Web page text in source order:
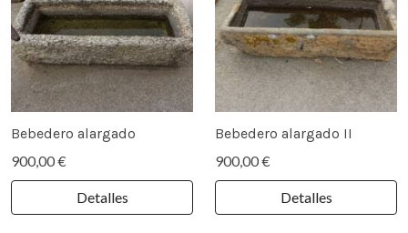
Bebedero alargado
900,00 €
Detalles
Bebedero alargado II
900,00 €
Detalles